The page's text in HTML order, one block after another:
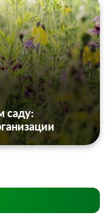
саду: